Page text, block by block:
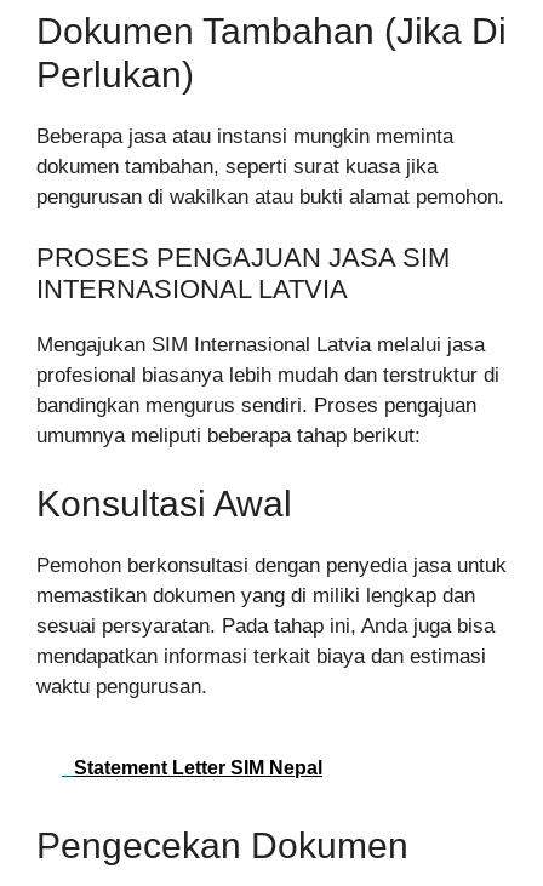
Dokumen Tambahan (Jika Di
Perlukan)
Beberapa jasa atau instansi mungkin meminta
dokumen tambahan, seperti surat kuasa jika
pengurusan di wakilkan atau bukti alamat pemohon.
PROSES PENGAJUAN JASA SIM
INTERNASIONAL LATVIA
Mengajukan SIM Internasional Latvia melalui jasa
profesional biasanya lebih mudah dan terstruktur di
bandingkan mengurus sendiri. Proses pengajuan
umumnya meliputi beberapa tahap berikut:
Konsultasi Awal
Pemohon berkonsultasi dengan penyedia jasa untuk
memastikan dokumen yang di miliki lengkap dan
sesuai persyaratan. Pada tahap ini, Anda juga bisa
mendapatkan informasi terkait biaya dan estimasi
waktu pengurusan.
Statement Letter SIM Nepal
Pengecekan Dokumen